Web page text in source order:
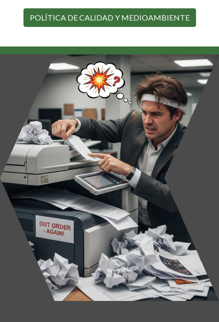
POLÍTICA DE CALIDAD Y MEDIOAMBIENTE